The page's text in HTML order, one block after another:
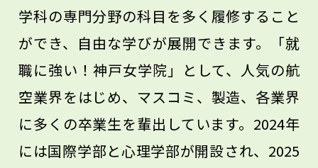
学科の専門分野の科目を多く履修すること
ができ、自由な学びが展開できます。「就
職に強い！神戸女学院」として、人気の航
空業界をはじめ、マスコミ、製造、各業界
に多くの卒業生を輩出しています。2024年
には国際学部と心理学部が開設され、2025